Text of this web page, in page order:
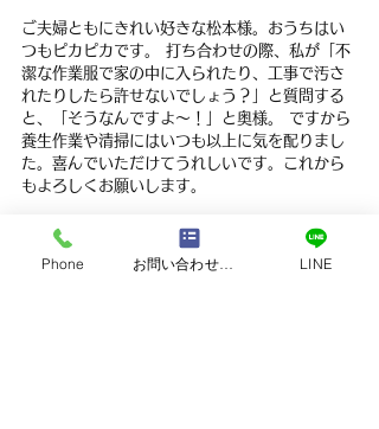
ご夫婦ともにきれい好きな松本様。おうちはい
つもピカピカです。 打ち合わせの際、私が「不
潔な作業服で家の中に入られたり、工事で汚さ
れたりしたら許せないでしょう？」と質問する
と、「そうなんですよ～！」と奥様。 ですから
養生作業や清掃にはいつも以上に気を配りまし
た。喜んでいただけてうれしいです。これから
もよろしくお願いします。
最新記事 すべて表示
Phone お問い合わせフォーム LINE